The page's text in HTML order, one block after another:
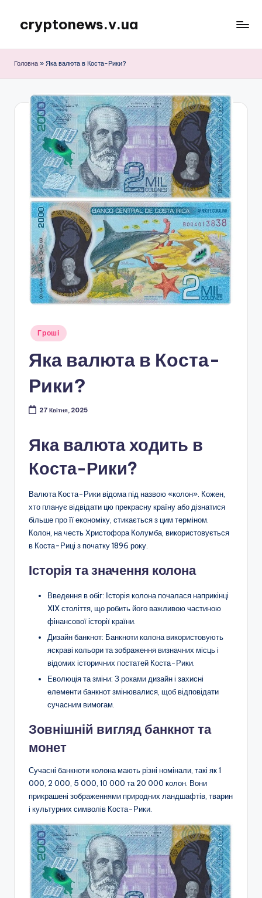
Перейти
вмісту
cryptonews.v.ua
криптовалют,
курси,
прогнози
гайди.
Головна » Яка валюта в Коста-Рики?
Опубліковано
Гроші
Яка валюта в Коста-
Рики?
27 Квітня, 2025
Яка валюта ходить в
Коста-Рики?
Валюта Коста-Рики відома під назвою «колон». Кожен,
хто планує відвідати цю прекрасну країну або дізнатися
більше про її економіку, стикається з цим терміном.
Колон, на честь Христофора Колумба, використовується
в Коста-Риці з початку 1896 року.
Історія та значення колона
Введення в обіг: Історія колона почалася наприкінці
XIX століття, що робить його важливою частиною
фінансової історії країни.
Дизайн банкнот: Банкноти колона використовують
яскраві кольори та зображення визначних місць і
відомих історичних постатей Коста-Рики.
Еволюція та зміни: З роками дизайн і захисні
елементи банкнот змінювалися, щоб відповідати
сучасним вимогам.
Зовнішній вигляд банкнот та
монет
Сучасні банкноти колона мають різні номінали, такі як 1
000, 2 000, 5 000, 10 000 та 20 000 колон. Вони
прикрашені зображеннями природних ландшафтів, тварин
і культурних символів Коста-Рики.